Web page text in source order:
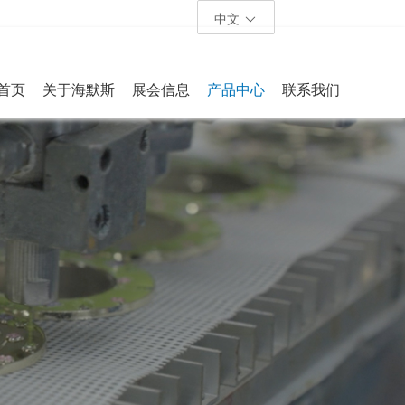
中文
页 关于海默斯 展会信息 产品中心 联系我们